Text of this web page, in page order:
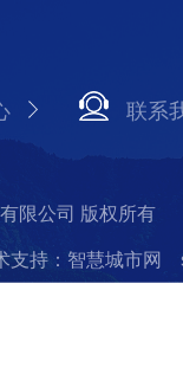
联系
限公司 版权所有
支持：智慧城市网